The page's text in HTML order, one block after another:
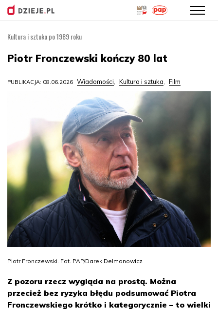
treści
Kultura i sztuka po 1989 roku
Piotr Fronczewski kończy 80 lat
PUBLIKACJA: 08.06.2026 Wiadomości, Kultura i sztuka, Film
Piotr Fronczewski. Fot. PAP/Darek Delmanowicz
Z pozoru rzecz wygląda na prostą. Można
przecież bez ryzyka błędu podsumować Piotra
Fronczewskiego krótko i kategorycznie – to wielki